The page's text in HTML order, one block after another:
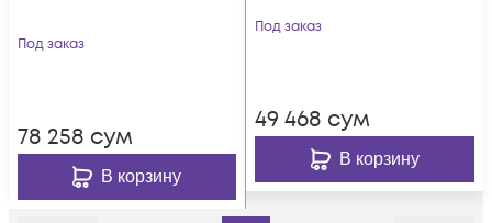
Под заказ
78 258 сум
В корзину
Под заказ
49 468 сум
В корзину